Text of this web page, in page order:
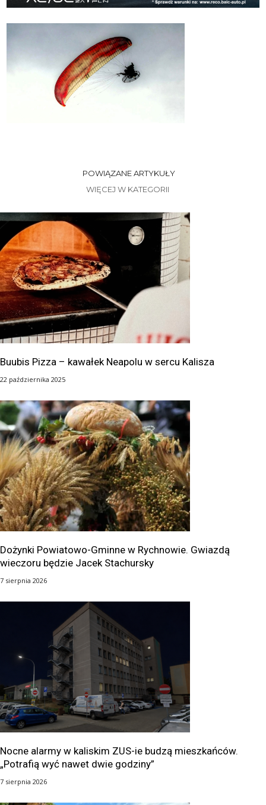
POWIĄZANE ARTYKUŁY
WIĘCEJ W KATEGORII
Buubis Pizza – kawałek Neapolu w sercu Kalisza
22 października 2025
Dożynki Powiatowo-Gminne w Rychnowie. Gwiazdą
wieczoru będzie Jacek Stachursky
7 sierpnia 2026
Nocne alarmy w kaliskim ZUS-ie budzą mieszkańców.
„Potrafią wyć nawet dwie godziny”
7 sierpnia 2026